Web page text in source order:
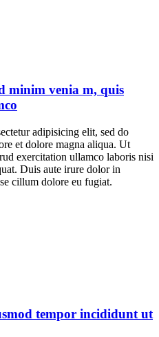
minim venia m, quis
adipisicing elit, sed do
et dolore magna aliqua. Ut
exercitation ullamco laboris nisi
Duis aute irure dolor in
cillum dolore eu fugiat.
tempor incididunt ut